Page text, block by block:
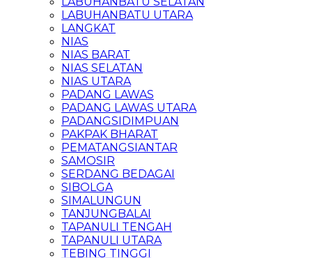
LABUHANBATU UTARA
LANGKAT
NIAS
NIAS BARAT
NIAS SELATAN
NIAS UTARA
PADANG LAWAS
PADANG LAWAS UTARA
PADANGSIDIMPUAN
PAKPAK BHARAT
PEMATANGSIANTAR
SAMOSIR
SERDANG BEDAGAI
SIBOLGA
SIMALUNGUN
TANJUNGBALAI
TAPANULI TENGAH
TAPANULI UTARA
TEBING TINGGI